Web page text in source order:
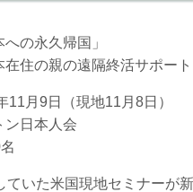
の永久帰国」
の遠隔終活サポート
11 月 9 日（現地11月8日）
日本人会
ていた米国現地セミナーが